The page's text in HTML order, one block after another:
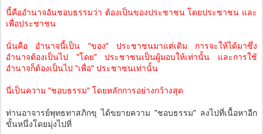
นี้คืออำนาจอันชอบธรรมว่า ต้องเป็นของประชาชน โดยประชาชน และ
เพื่อประชาชน
นั่นคือ อำนาจนี้เป็น "ของ" ประชาชนมาแต่เดิม การจะให้ได้มาซึ่ง
อำนาจต้องเป็นไป "โดย" ประชาชนเป็นผู้มอบให้เท่านั้น และการใช้
อำนาจก็ต้องเป็นไป "เพื่อ" ประชาชนเท่านั้น
นี่เป็นความ "ชอบธรรม" โดยหลักการอย่างกว้างสุด
ท่านอาจารย์พุทธทาสภิกขุ ได้ขยายความ "ชอบธรรม" ลงไปที่เนื้อหาอีก
ขั้นหนึ่งโดยมุ่งไปที่